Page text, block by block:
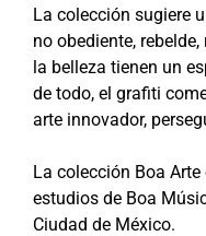
La colección sugiere
no obediente,
la belleza tienen un
de todo, el grafiti
arte innovador,
La colección Boa
estudios de Boa
Ciudad de México.